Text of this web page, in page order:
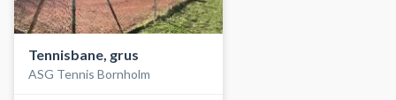
Tennisbane, grus
ASG Tennis Bornholm